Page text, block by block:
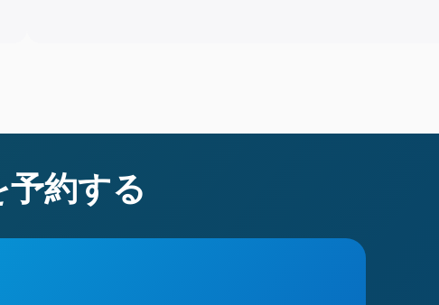
予約する